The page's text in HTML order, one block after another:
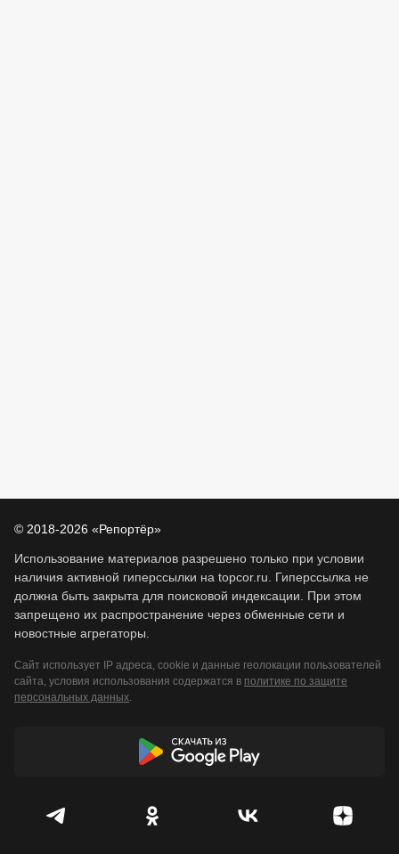
© 2018-2026 «Репортёр»
Использование материалов разрешено только при условии
наличия активной гиперссылки на topcor.ru. Гиперссылка не
должна быть закрыта для поисковой индексации. При этом
запрещено их распространение через обменные сети и
новостные агрегаторы.
Сайт использует IP адреса, cookie и данные геолокации пользователей
сайта, условия использования содержатся в политике по защите
персональных данных.